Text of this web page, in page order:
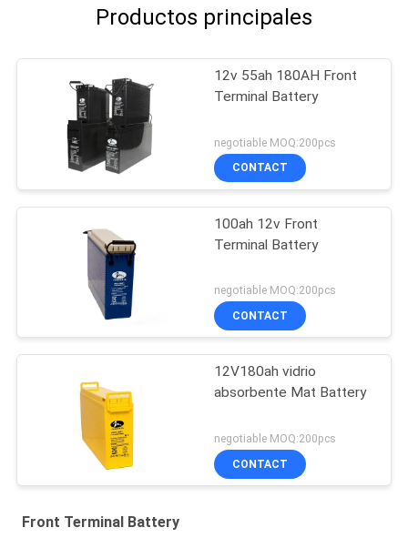
Productos principales
12v 55ah 180AH Front
Terminal Battery
negotiable MOQ:200pcs
CONTACT
100ah 12v Front
Terminal Battery
negotiable MOQ:200pcs
CONTACT
12V180ah vidrio
absorbente Mat Battery
negotiable MOQ:200pcs
CONTACT
Front Terminal Battery